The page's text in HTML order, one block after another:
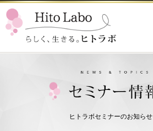
ヒトラボセミナーのお知らせ